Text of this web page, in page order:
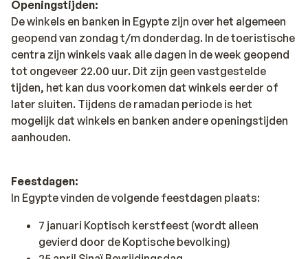
Openingstijden:
De winkels en banken in Egypte zijn over het algemeen
geopend van zondag t/m donderdag. In de toeristische
centra zijn winkels vaak alle dagen in de week geopend
tot ongeveer 22.00 uur. Dit zijn geen vastgestelde
tijden, het kan dus voorkomen dat winkels eerder of
later sluiten. Tijdens de ramadan periode is het
mogelijk dat winkels en banken andere openingstijden
aanhouden.
Feestdagen:
In Egypte vinden de volgende feestdagen plaats:
7 januari Koptisch kerstfeest (wordt alleen
gevierd door de Koptische bevolking)